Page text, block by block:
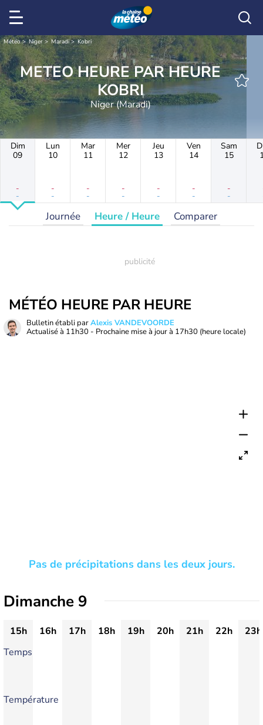
Météo Niger Maradi Kobri
METEO HEURE PAR HEURE
KOBRI
Niger (Maradi)
Dim
09
-
-
Lun
10
-
-
Mar
11
-
-
Mer
12
-
-
Jeu
13
-
-
Ven
14
-
-
Sam
15
-
-
Journée Heure / Heure Comparer
MÉTÉO HEURE PAR HEURE
Bulletin établi parAlexis VANDEVOORDE
Actualisé à 11h30 - Prochaine mise à jour à 17h30 (heure locale)
Pas de précipitations dans les deux jours.
Dimanche 9
15h 16h 17h 18h 19h 20h 21h 22h
23h
Temps
Température